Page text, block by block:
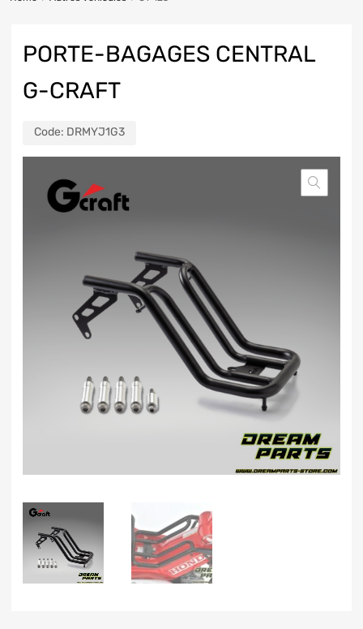
PORTE-BAGAGES CENTRAL
G-CRAFT
Code: DRMYJ1G3